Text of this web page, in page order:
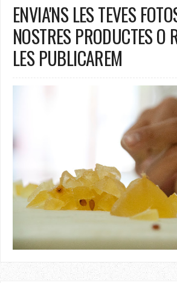
ENVIA'NS LES TEVES
NOSTRES PRODUCTES O
LES PUBLICAREM